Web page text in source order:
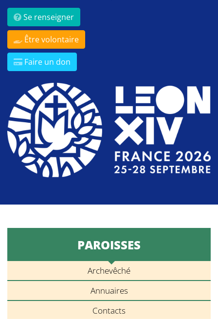
Se renseigner
Être volontaire
Faire un don
PAROISSES
Archevêché
Annuaires
Contacts